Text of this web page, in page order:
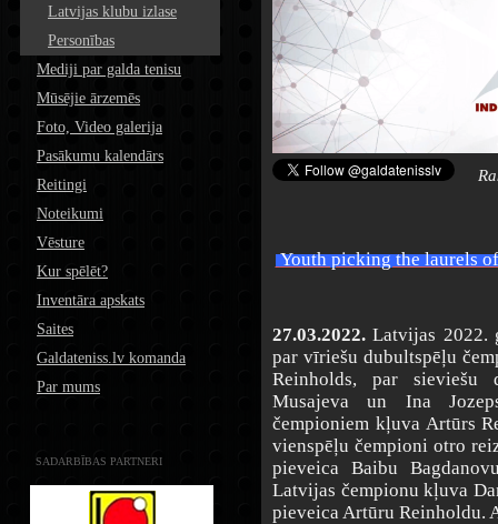
Latvijas klubu izlase
Personības
Mediji par galda tenisu
Mūsējie ārzemēs
Foto, Video galerija
Pasākumu kalendārs
Reitingi
Noteikumi
Vēsture
Kur spēlēt?
Inventāra apskats
Saites
Galdateniss.lv komanda
Par mums
SADARBĪBAS PARTNERI
Youth picking the laurels
27.03.2022.Latvijas 2022.
par vīriešu dubultspēļu
Reinholds, par sieviešu
Musajeva un Ina
čempioniem kļuva Artūrs
vienspēļu čempioni otro
pieveica Baibu
Latvijas čempionu kļuva
pieveica Artūru Reinholdu.